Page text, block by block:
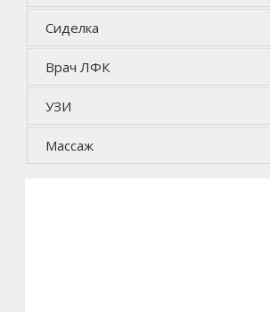
Сиделка
Врач ЛФК
УЗИ
Массаж